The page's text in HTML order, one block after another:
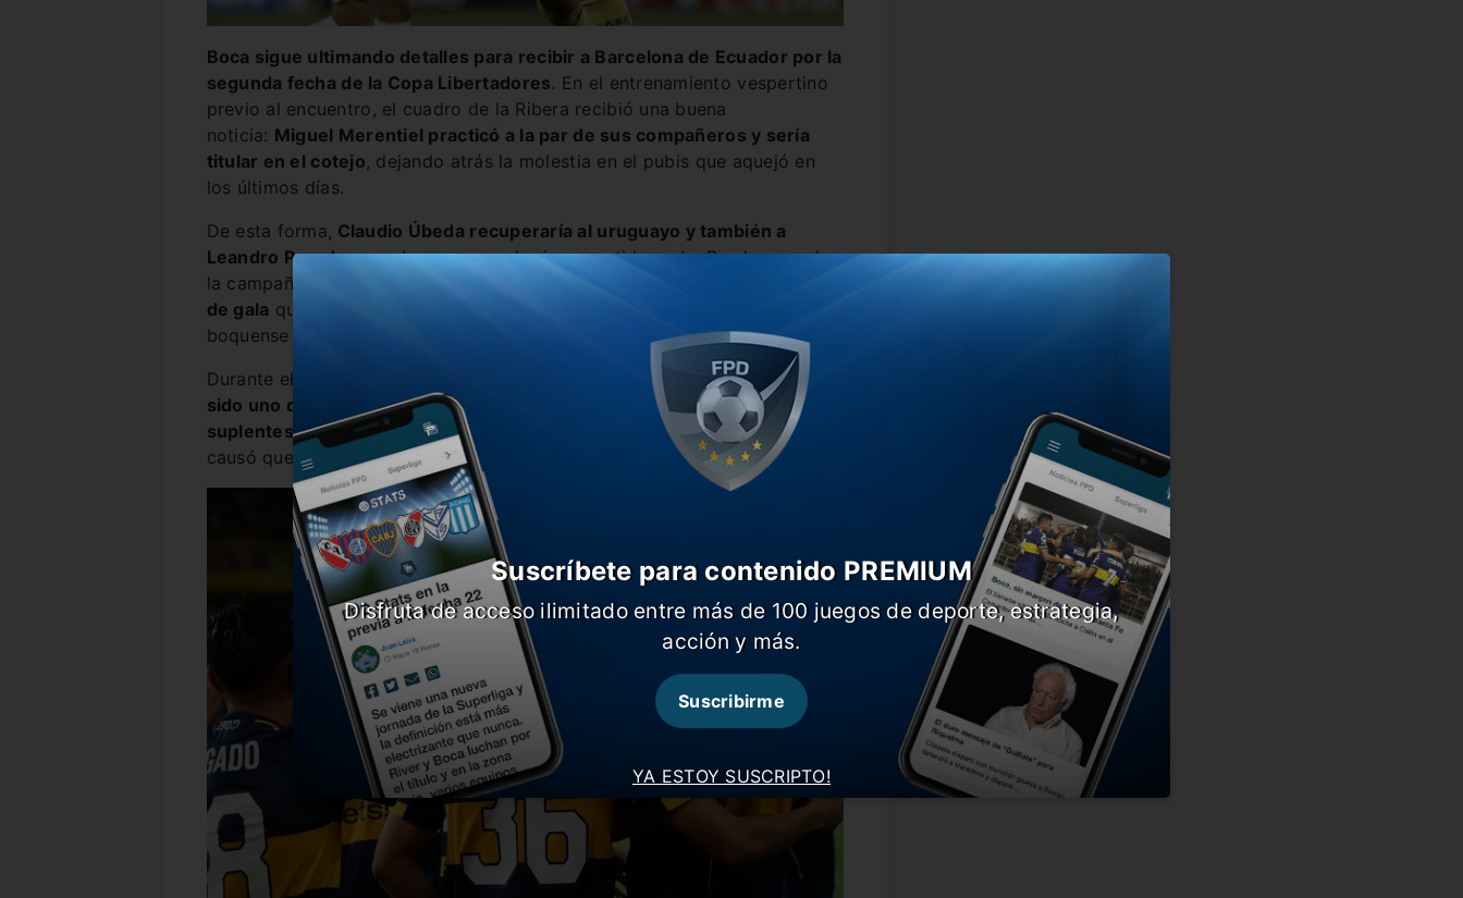
Boca sigue ultimando detalles para recibir a Barcelona de Ecuador por la
segunda fecha de la Copa Libertadores. En el entrenamiento vespertino
previo al encuentro, el cuadro de la Ribera recibió una buena
noticia: Miguel Merentiel practicó a la par de sus compañeros y sería
titular en el cotejo, dejando atrás la molestia en el pubis que aquejó en
los últimos días.
De esta forma, Claudio Úbeda recuperaría al uruguayo y también a
Leandro Paredes, por lo que para el primer partido en La Bombonera de
la campaña copera del Xeneize,el entrenador podrá contar con el once
de gala que viene utilizando y que se convirtió en el primer equipo
boquense en salir de memoria en mucho tiempo.
Durante el más reciente partido frente a Independiente,
la Bestia había
sido uno de los futbolistas preservados que comenzaron en el banco de
suplentes, pero el flojo rendimiento de Milton Giménez y Ángel Romero
causó que el ex Defensa y Justicia ingrese desde el banco.
YA ESTOY SUSCRIPTO!
Suscríbete para contenido PREMIUM
Disfruta de acceso ilimitado entre más de 100 juegos de deporte, estrategia,
acción y más.
Suscribirme